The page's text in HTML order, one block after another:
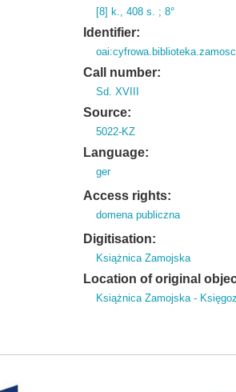
[8] k., 408 s. ; 8°
Identifier:
Call number:
Sd. XVIII
Source:
5022-KZ
Language:
ger
Access rights:
domena publiczna
Digitisation:
Książnica Zamojska
Location of original
Książnica Zamojska -